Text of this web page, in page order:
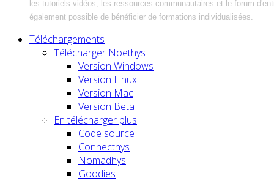
les tutoriels vidéos, les ressources communautaires et le forum
également possible de bénéficier de formations individualisées.
Téléchargements
Télécharger Noethys
Version Windows
Version Linux
Version Mac
Version Beta
En télécharger plus
Code source
Connecthys
Nomadhys
Goodies